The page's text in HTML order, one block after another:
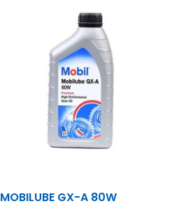
MOBILUBE GX-A 80W